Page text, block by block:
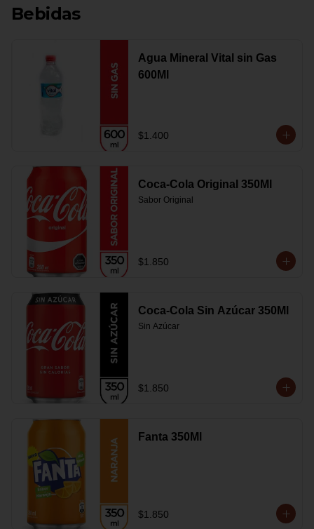
Bebidas
Agua Mineral Vital sin Gas
600Ml
$1.400
Coca-Cola Original 350Ml
Sabor Original
$1.850
Coca-Cola Sin Azúcar 350Ml
Sin Azúcar
$1.850
Fanta 350Ml
$1.850